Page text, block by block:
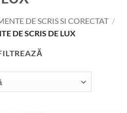
DE SCRIS SI CORECTAT /
DE SCRIS DE LUX